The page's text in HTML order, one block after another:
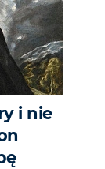
i nie